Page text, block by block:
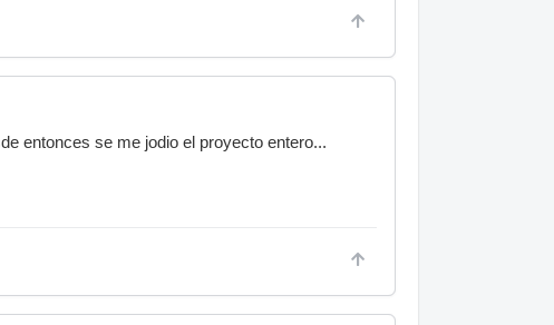
entonces se me jodio el proyecto entero...